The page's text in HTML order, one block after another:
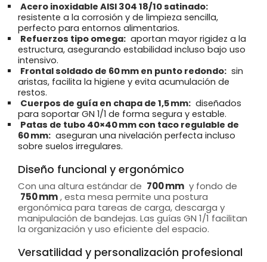
Acero inoxidable AISI 304 18/10 satinado:
resistente a la corrosión y de limpieza sencilla,
perfecto para entornos alimentarios.
Refuerzos tipo omega: aportan mayor rigidez a la
estructura, asegurando estabilidad incluso bajo uso
intensivo.
Frontal soldado de 60 mm en punto redondo: sin
aristas, facilita la higiene y evita acumulación de
restos.
Cuerpos de guía en chapa de 1,5 mm: diseñados
para soportar GN 1/1 de forma segura y estable.
Patas de tubo 40×40 mm con taco regulable de
60 mm: aseguran una nivelación perfecta incluso
sobre suelos irregulares.
Diseño funcional y ergonómico
Con una altura estándar de 700 mm y fondo de
750 mm, esta mesa permite una postura
ergonómica para tareas de carga, descarga y
manipulación de bandejas. Las guías GN 1/1 facilitan
la organización y uso eficiente del espacio.
Versatilidad y personalización profesional